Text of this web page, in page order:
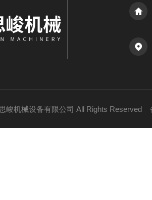
峻机械设备有限公司 All Rights Reserved